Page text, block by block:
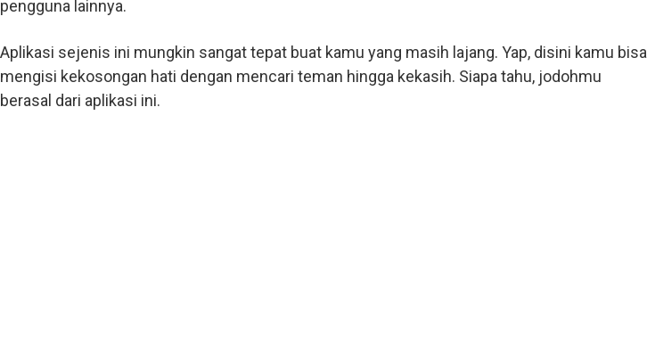
pengguna lainnya.
Aplikasi sejenis ini mungkin sangat tepat buat kamu yang masih lajang. Yap, disini kamu bisa
mengisi kekosongan hati dengan mencari teman hingga kekasih. Siapa tahu, jodohmu
berasal dari aplikasi ini.